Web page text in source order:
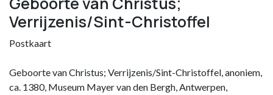
Verrijzenis/Sint-Christoffel
Postkaart
Geboorte van Christus; Verrijzenis/Sint-Christoffel, anoniem,
ca. 1380, Museum Mayer van den Bergh, Antwerpen,